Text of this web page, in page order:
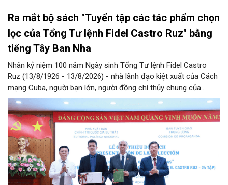
Ra mắt bộ sách "Tuyển tập các tác phẩm chọn
lọc của Tổng Tư lệnh Fidel Castro Ruz" bằng
tiếng Tây Ban Nha
Nhân kỷ niệm 100 năm Ngày sinh Tổng Tư lệnh Fidel Castro
Ruz (13/8/1926 - 13/8/2026) - nhà lãnh đạo kiệt xuất của Cách
mạng Cuba, người bạn lớn, người đồng chí thủy chung của
Đảng, Nhà nước và nhân dân Việt Nam, chiều 5/8, tại Hà Nội,
Nhà xuất bản Chính trị quốc gia Sự thật phối hợp với Ban Tuyên
giáo Trung ương tổ chức Lễ giới thiệu bộ sách “Tuyển tập các
tác phẩm chọn lọc của Tổng Tư lệnh Fidel Castro Ruz” gồm 24
tập bằng tiếng Tây Ban Nha.